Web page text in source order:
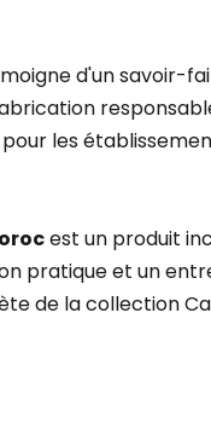
d'un savoir-
les
est un produit
pratique et un
de la collection